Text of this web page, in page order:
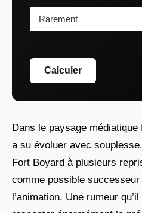
Calculer
Dans le paysage
a su évoluer avec
Fort Boyard à plusieurs
comme possible successeur
l’animation. Une rumeur